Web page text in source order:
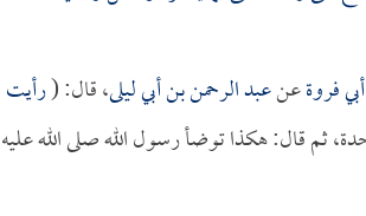
أبي فروةعنعبد الرحمن بن أبي ليلى، قال: (رأيت
ثم قال: هكذا توضأ رسول الله صلى الله عليه